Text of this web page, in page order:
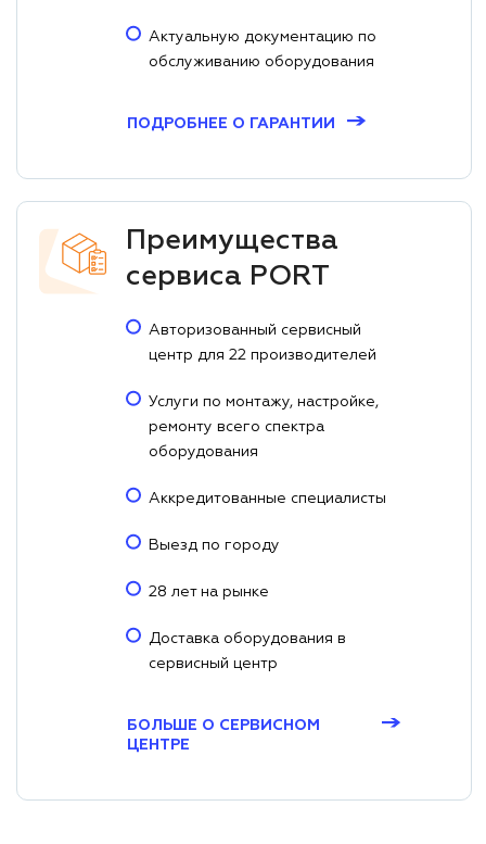
Актуальную документацию по
обслуживанию оборудования
ПОДРОБНЕЕ О ГАРАНТИИ→
Преимущества
сервиса PORT
Авторизованный сервисный
центр для 22 производителей
Услуги по монтажу, настройке,
ремонту всего спектра
оборудования
Аккредитованные специалисты
Выезд по городу
28 лет на рынке
Доставка оборудования в
сервисный центр
БОЛЬШЕ О СЕРВИСНОМ
ЦЕНТРЕ
→